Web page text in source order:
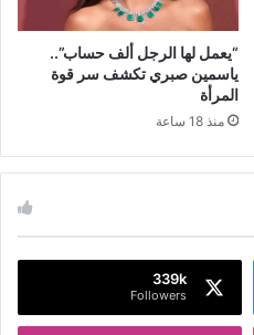
“يعمل لها الرجل ألف حساب”..
ياسمين صبري تكشف سر قوة
المرأة
منذ 18 ساعة
339k
Followers